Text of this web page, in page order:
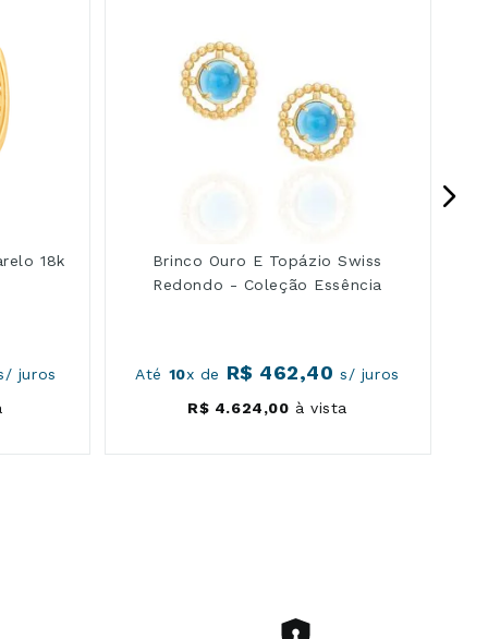
18k
juros
Brinco Ouro E Topázio Swiss
Redondo - Coleção Essência
Até 10x de R$ 462,40 s/ juros
R$ 4.624,00 à vista